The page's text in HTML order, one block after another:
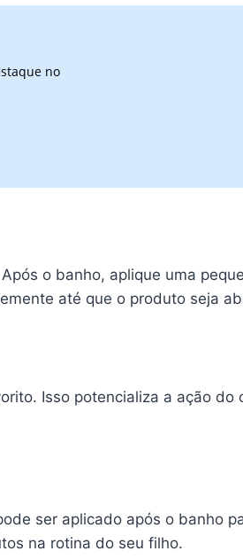
no
o banho, aplique uma
até que o produto seja
Isso potencializa a ação do
ser aplicado após o banho
na rotina do seu filho.